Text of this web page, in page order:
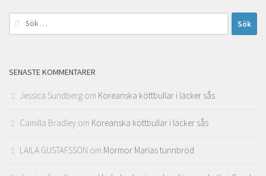
Sök
efter:
SENASTE KOMMENTARER
Jessica Sundberg om Koreanska köttbullar i läcker sås
Camilla Bradley om Koreanska köttbullar i läcker sås
LAILA GUSTAFSSON om Mormor Marias tunnbröd